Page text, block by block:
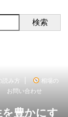
検索
読み方
相場の
お問い合わせ
豊かにす